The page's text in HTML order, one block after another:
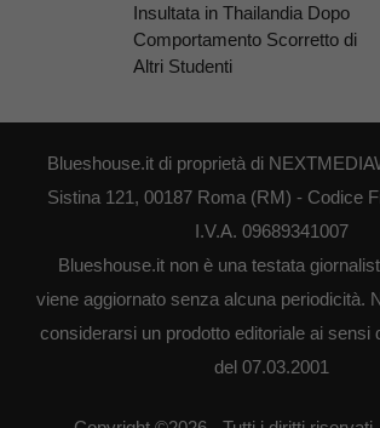
Insultata in Thailandia Dopo
Comportamento Scorretto di
Altri Studenti
Blueshouse.it di proprietà di
Sistina 121, 00187 Roma (RM) - Codice
I.V.A. 09689341007
Blueshouse.it non è una testata
viene aggiornato senza alcuna periodicità.
considerarsi un prodotto editoriale ai sensi
del 07.03.2001